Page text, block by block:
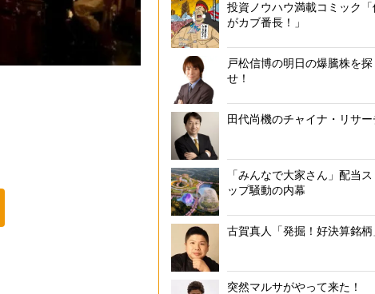
投資ノウハウ満載コミック「
がカブ番長！」
戸松信博の明日の爆騰株を探
せ！
田代尚機のチャイナ・リサー
「みんなで大家さん」配当ス
ップ騒動の内幕
古賀真人「発掘！好決算銘柄
突然マルサがやって来た！